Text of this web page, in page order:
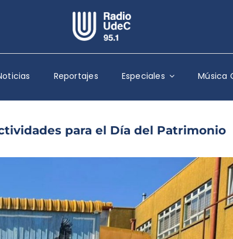
Escuchar Radio UdeC en vivo
Quiénes Somos
Programación
Podcast
Columnas
Música Clásica
Reportajes Especiales Música
para el Día del Patrimonio